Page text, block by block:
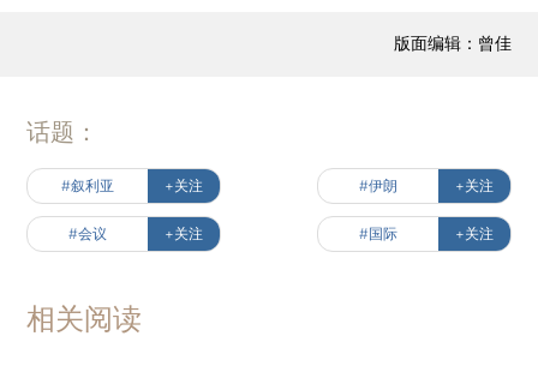
版面编辑：曾佳
话题：
#叙利亚 +关注 #伊朗 +关注
#会议 +关注 #国际 +关注
相关阅读